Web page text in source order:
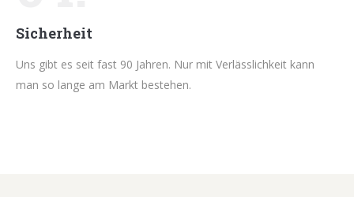
Sicherheit
Uns gibt es seit fast 90 Jahren. Nur mit Verlässlichkeit kann
man so lange am Markt bestehen.